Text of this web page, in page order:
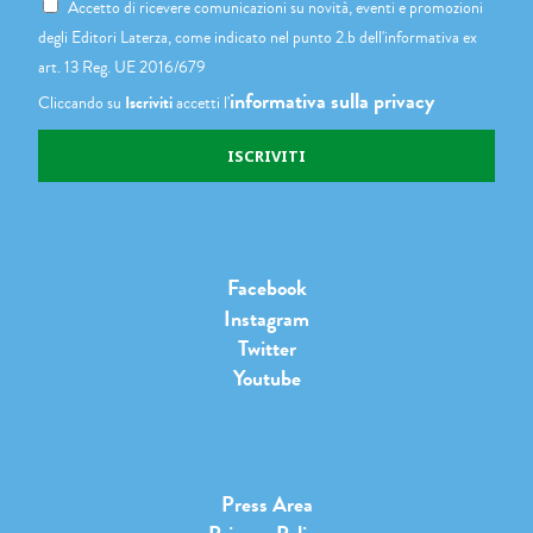
Accetto di ricevere comunicazioni su novità, eventi e promozioni
degli Editori Laterza, come indicato nel punto 2.b dell'informativa ex
art. 13 Reg. UE 2016/679
Cliccando su Iscrivitiaccetti l'informativa sulla privacy
Facebook
Instagram
Twitter
Youtube
Press Area